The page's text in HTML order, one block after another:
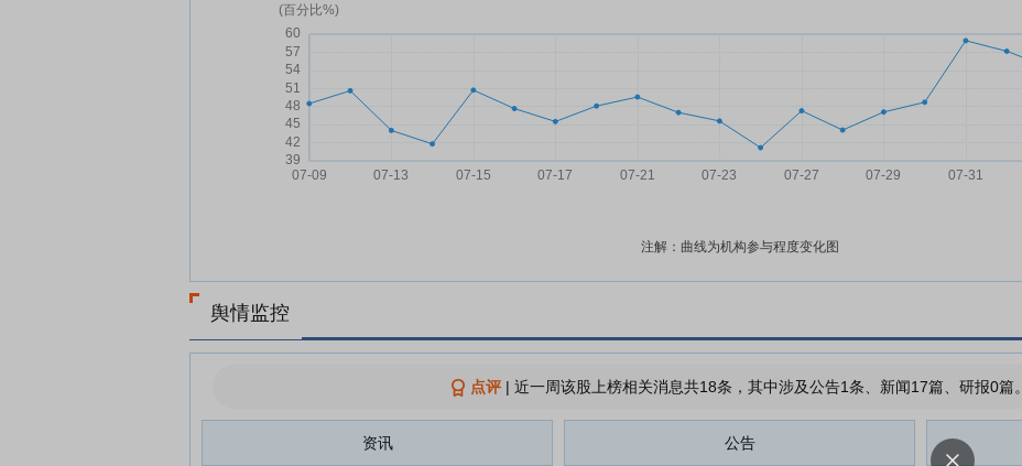
注解：曲线为机构参与程度变化图
舆情监控
点评| 近一周该股上榜相关消息共18条，其中涉及公告1条、新闻17篇、研报0篇。
资讯 公告